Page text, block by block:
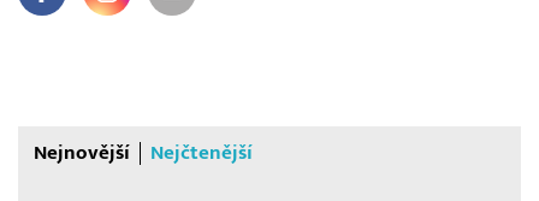
Nejnovější Nejčtenější